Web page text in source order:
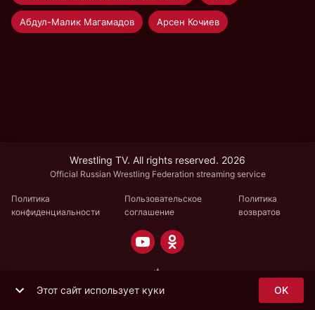
Абдул-Малик Магамадов Арсен Кочиев
Wrestling TV. All rights reserved. 2026
Official Russian Wrestling Federation streaming service
Политика
конфиденциальности
Пользовательское
соглашение
Политика
возвратов
Этот сайт использует куки OK